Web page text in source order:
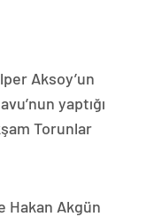
Aksoy’un
yaptığı
Torunlar
Hakan Akgün